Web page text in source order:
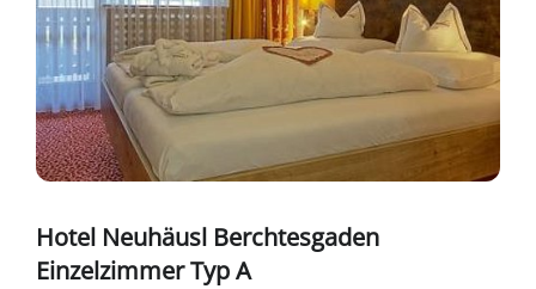
Hotel Neuhäusl Berchtesgaden
Einzelzimmer Typ A